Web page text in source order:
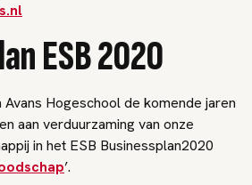
ESB 2020
Avans Hogeschool de komende jaren
aan verduurzaming van onze
in het ESB Businessplan2020
’.